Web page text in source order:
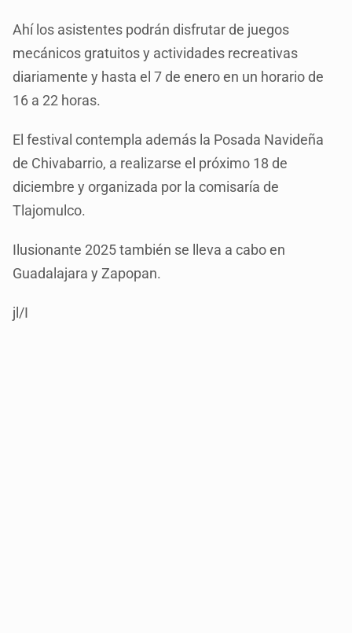
Ahí los asistentes podrán disfrutar de juegos
mecánicos gratuitos y actividades recreativas
diariamente y hasta el 7 de enero en un horario de
16 a 22 horas.
El festival contempla además la Posada Navideña
de Chivabarrio, a realizarse el próximo 18 de
diciembre y organizada por la comisaría de
Tlajomulco.
Ilusionante 2025 también se lleva a cabo en
Guadalajara y Zapopan.
jl/I